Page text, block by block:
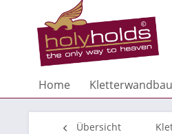
Home Kletterwandbau
Übersicht